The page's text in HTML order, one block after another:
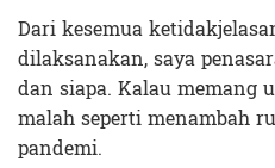
Dari kesemua
dilaksanakan, saya
dan siapa. Kalau memang
malah seperti menambah
pandemi.